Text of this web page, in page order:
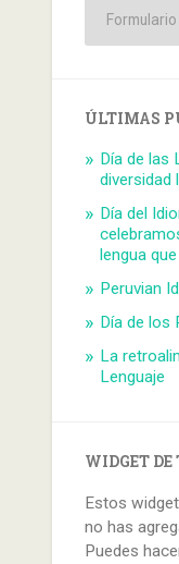
ÚLTIMAS
Día de las
diversidad
Día del
lengua
Peruvian
Día de los
La
Lenguaje
WIDGET DE
Estos
no has
Puedes